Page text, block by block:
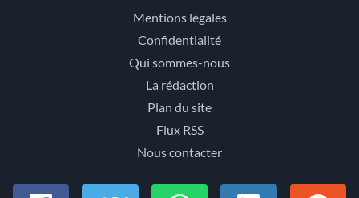
Mentions légales
Confidentialité
Qui sommes-nous
La rédaction
Plan du site
Flux RSS
Nous contacter